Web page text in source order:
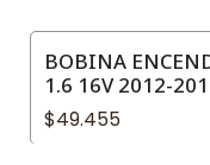
BOBINA
1.6 16V 2012-
$49.455